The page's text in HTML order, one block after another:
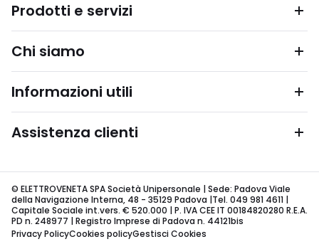
Prodotti e servizi
Chi siamo
Informazioni utili
Assistenza clienti
© ELETTROVENETA SPA Società Unipersonale | Sede: Padova Viale
della Navigazione Interna, 48 - 35129 Padova |Tel. 049 981 4611 |
Capitale Sociale int.vers. € 520.000 | P. IVA CEE IT 00184820280 R.E.A.
PD n. 248977 | Registro Imprese di Padova n. 44121bis
Privacy PolicyCookies policyGestisci Cookies